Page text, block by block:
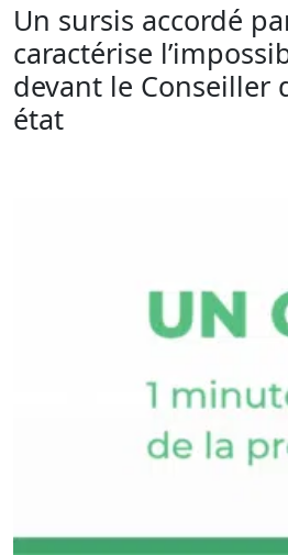
Un sursis accordé
caractérise
devant le Conseiller
état